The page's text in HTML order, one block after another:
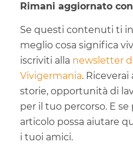
Rimani aggiornato
Se questi contenuti ti
meglio cosa significa
iscriviti alla newsletter
Vivigermania.
storie, opportunità di
per il tuo percorso. E
articolo possa aiutare
i tuoi amici.